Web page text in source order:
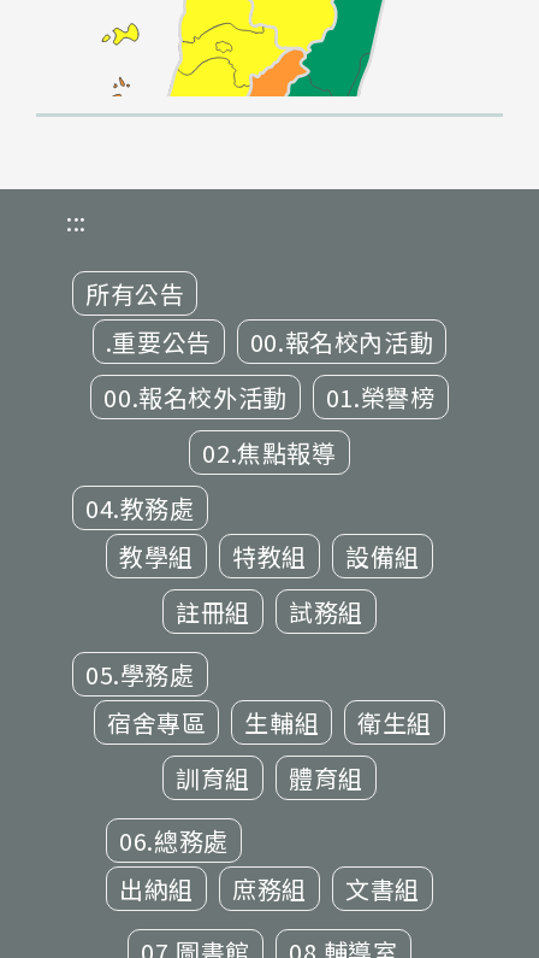
:::
所有公告
.重要公告
00.報名校內活動
00.報名校外活動
01.榮譽榜
02.焦點報導
04.教務處
教學組
特教組
設備組
註冊組
試務組
05.學務處
宿舍專區
生輔組
衛生組
訓育組
體育組
06.總務處
出納組
庶務組
文書組
07.圖書館
08.輔導室